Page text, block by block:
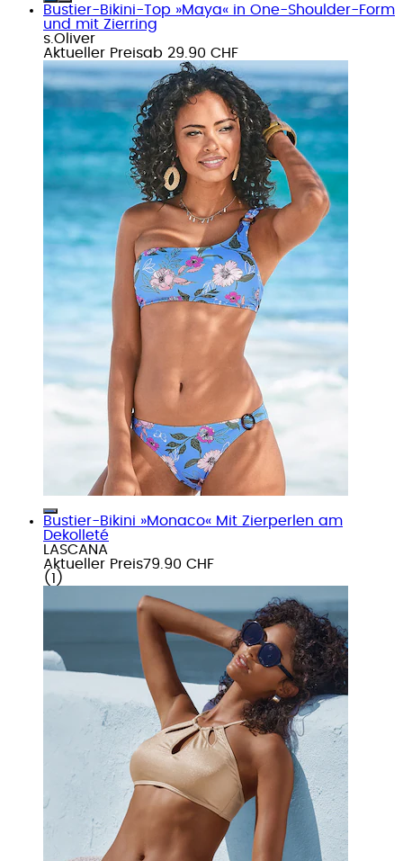
Bustier-Bikini-Top »Maya« in One-Shoulder-Form
und mit Zierring
s.Oliver
Aktueller Preisab 29.90 CHF
Bustier-Bikini »Monaco« Mit Zierperlen am
Dekolleté
LASCANA
Aktueller Preis79.90 CHF
( 1 )